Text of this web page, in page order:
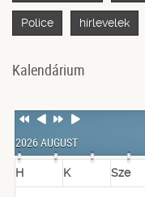
Police hírlevelek
Kalendárium
Previous
Previous
NextNext
2026 AUGUST
H K Sze